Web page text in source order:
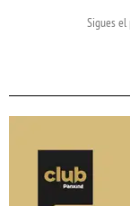
Sigues